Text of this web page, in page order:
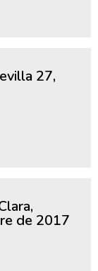
27,
de 2017